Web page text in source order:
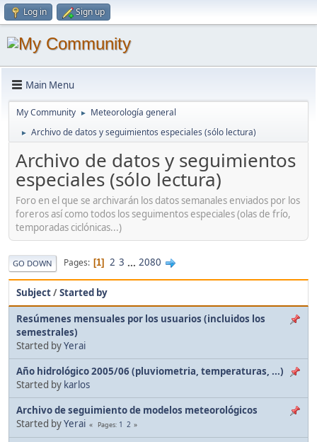
Log in Sign up
Main Menu
My Community ► Meteorología general
► Archivo de datos y seguimientos especiales (sólo lectura)
Archivo de datos y seguimientos
especiales (sólo lectura)
Foro en el que se archivarán los datos semanales enviados por los
foreros así como todos los seguimentos especiales (olas de frío,
temporadas ciclónicas...)
GO DOWN Pages 1 2 3 ... 2080
Subject/Started by
Resúmenes mensuales por los usuarios (incluidos los
semestrales)
Started byYerai
Año hidrológico 2005/06 (pluviometria, temperaturas, ...)
Started by karlos
Archivo de seguimiento de modelos meteorológicos
Started byYerai Pages 1 2